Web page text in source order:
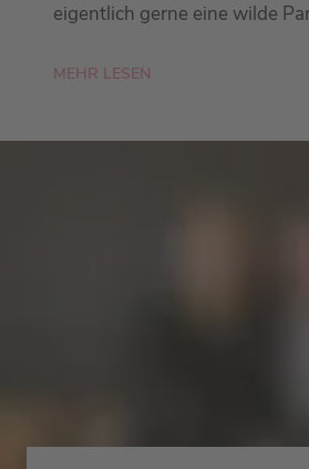
eigentlich gerne eine wilde
MEHR LESEN